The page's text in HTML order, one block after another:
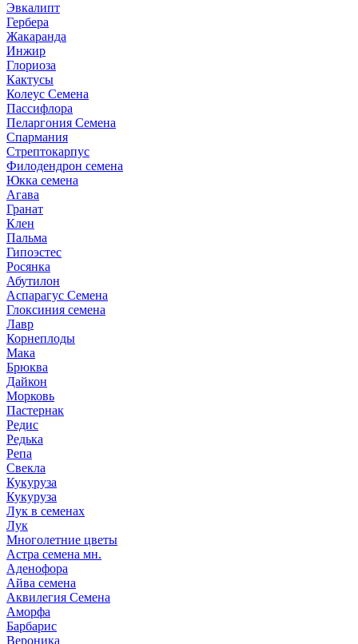
Эвкалипт
Гербера
Жакаранда
Инжир
Глориоза
Кактусы
Колеус Семена
Пассифлора
Пеларгония Семена
Спармания
Стрептокарпус
Филодендрон семена
Юкка семена
Агава
Гранат
Клен
Пальма
Гипоэстес
Росянка
Абутилон
Аспарагус Семена
Глоксиния семена
Лавр
Корнеплоды
Мака
Брюква
Дайкон
Морковь
Пастернак
Редис
Редька
Репа
Свекла
Кукуруза
Кукуруза
Лук в семенах
Лук
Многолетние цветы
Астра семена мн.
Аденофора
Айва семена
Аквилегия Семена
Аморфа
Барбарис
Вероника